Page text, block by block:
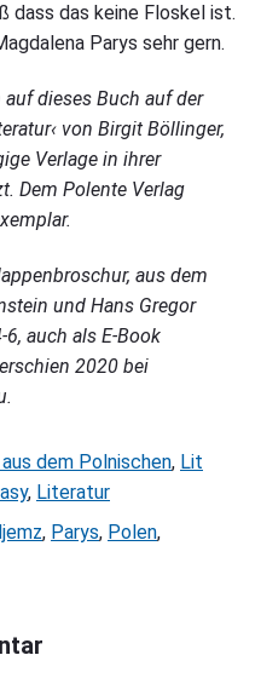
dass das keine Floskel ist.
Parys sehr gern.
dieses Buch auf der
von Birgit Böllinger,
Verlage in ihrer
Dem Polente Verlag
aus dem
und Hans Gregor
auch als E-Book
2020 bei
dem Polnischen, Lit
, Literatur
, Parys, Polen,